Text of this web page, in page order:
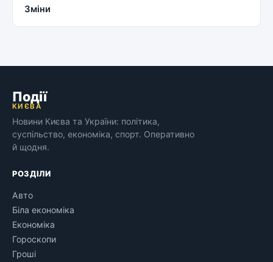
Зміни
Події
КИЄВА
Новини Києва та України: політика,
суспільство, економіка, спорт. Оперативно
й щодня.
РОЗДІЛИ
Авто
Біла економіка
Економіка
Гороскопи
Гроші